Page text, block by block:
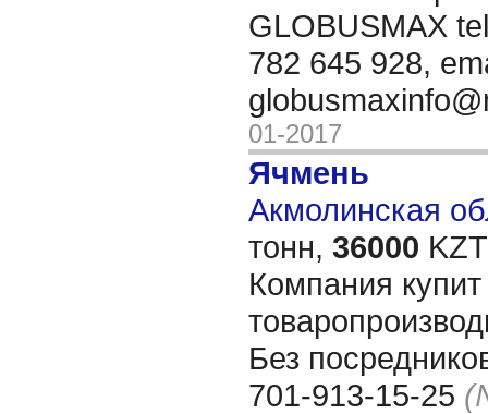
GLOBUSMAX
782 645 928,
01-2017
Ячмень
Акмолинская
тонн, 36000
Компания
Без
701-913-15-25